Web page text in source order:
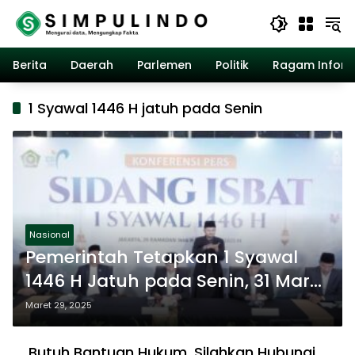
Langsung
konten
Berita
Daerah Parlemen Politik Ragam
1 Syawal 1446 H jatuh pada Senin
Nasional
Pemerintah Tetapkan 1 Syawal
1446 H Jatuh pada Senin, 31 Maret
2025
Maret 29, 2025